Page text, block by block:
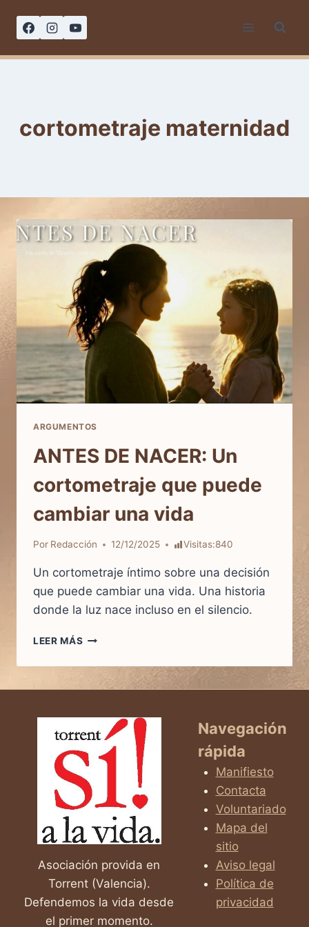
cortometraje maternidad
ARGUMENTOS
ANTES DE NACER: Un
cortometraje que puede
cambiar una vida
Por Redacción 12/12/2025 Visitas:840
Un cortometraje íntimo sobre una decisión
que puede cambiar una vida. Una historia
donde la luz nace incluso en el silencio.
LEER MÁS ANTES
NACER:
UN
PUEDE
CAMBIAR
UNA
VIDA
Asociación provida en
Torrent (Valencia).
Defendemos la vida desde
el primer momento.
Navegación
rápida
Manifiesto
Contacta
Voluntariado
Mapa del
sitio
Aviso legal
Política de
privacidad